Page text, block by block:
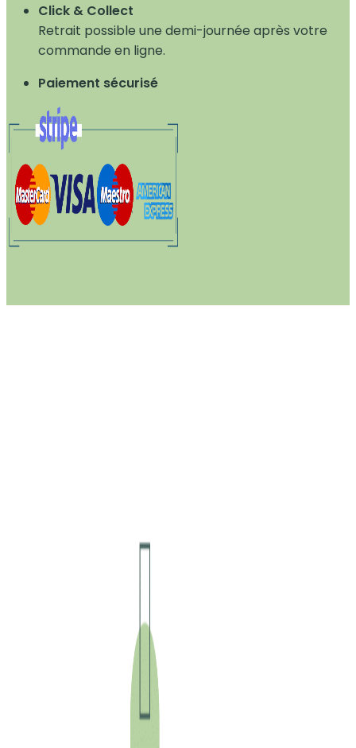
Click & Collect
Retrait possible une demi-journée après votre
commande en ligne.
Paiement sécurisé